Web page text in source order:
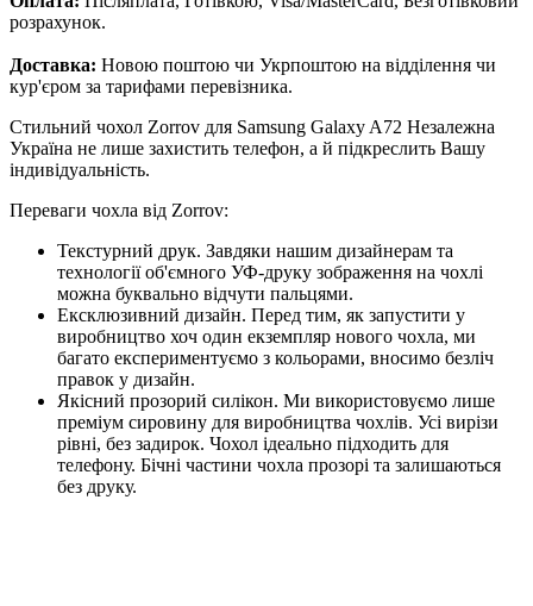
розрахунок.
Доставка: Новою поштою чи Укрпоштою на відділення чи
кур'єром за тарифами перевізника.
Стильний чохол Zorrov для Samsung Galaxy A72 Незалежна
Україна не лише захистить телефон, а й підкреслить Вашу
індивідуальність.
Переваги чохла від Zorrov:
Текстурний друк. Завдяки нашим дизайнерам та
технології об'ємного УФ-друку зображення на чохлі
можна буквально відчути пальцями.
Ексклюзивний дизайн. Перед тим, як запустити у
виробництво хоч один екземпляр нового чохла, ми
багато експериментуємо з кольорами, вносимо безліч
правок у дизайн.
Якісний прозорий силікон. Ми використовуємо лише
преміум сировину для виробництва чохлів. Усі вирізи
рівні, без задирок. Чохол ідеально підходить для
телефону. Бічні частини чохла прозорі та залишаються
без друку.